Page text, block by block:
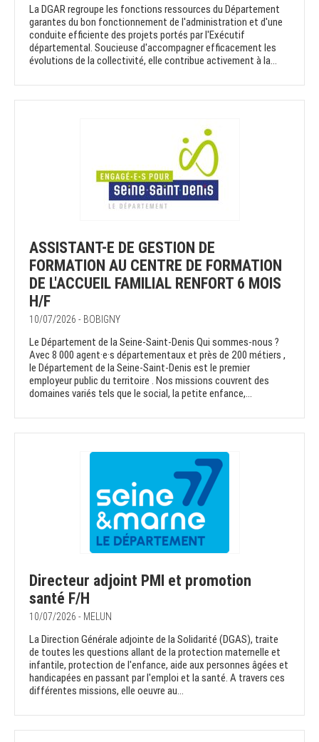
La DGAR regroupe les fonctions ressources du Département
garantes du bon fonctionnement de l'administration et d'une
conduite efficiente des projets portés par l'Exécutif
départemental. Soucieuse d'accompagner efficacement les
évolutions de la collectivité, elle contribue activement à la...
ASSISTANT-E DE GESTION DE
FORMATION AU CENTRE DE FORMATION
DE L'ACCUEIL FAMILIAL RENFORT 6 MOIS
H/F
10/07/2026 - BOBIGNY
Le Département de la Seine-Saint-Denis Qui sommes-nous ?
Avec 8 000 agent·e·s départementaux et près de 200 métiers ,
le Département de la Seine-Saint-Denis est le premier
employeur public du territoire . Nos missions couvrent des
domaines variés tels que le social, la petite enfance,...
Directeur adjoint PMI et promotion
santé F/H
10/07/2026 - MELUN
La Direction Générale adjointe de la Solidarité (DGAS), traite
de toutes les questions allant de la protection maternelle et
infantile, protection de l'enfance, aide aux personnes âgées et
handicapées en passant par l'emploi et la santé. A travers ces
différentes missions, elle oeuvre au...